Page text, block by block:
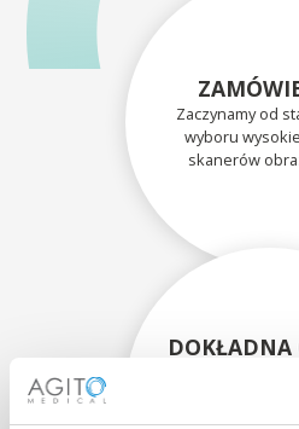
Zaczynamy od
wyboru
skanerów
DOKŁADNA